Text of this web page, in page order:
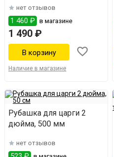
нет отзывов
1 460 ₽ в магазине
1 490 ₽
Наличие в магазине
Рубашка для царги 2
дюйма, 500 мм
нет отзывов